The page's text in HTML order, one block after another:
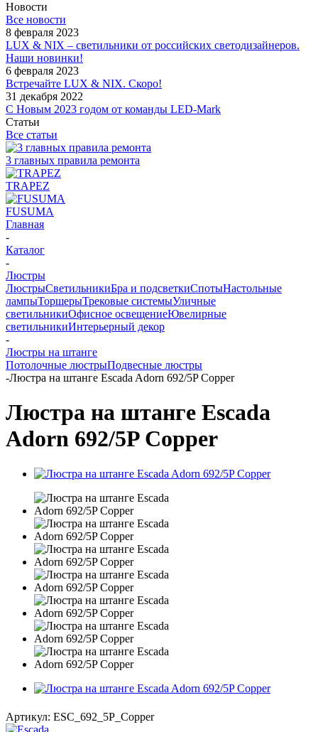
Новости
Все новости
8 февраля 2023
LUX & NIX – светильники от российских светодизайнеров.
Наши новинки!
6 февраля 2023
Встречайте LUX & NIX. Скоро!
31 декабря 2022
С Новым 2023 годом от команды LED-Mark
Статьи
Все статьи
3 главных правила ремонта
TRAPEZ
FUSUMA
Главная
-
Каталог
-
Люстры
ЛюстрыСветильникиБра и подсветкиСпотыНастольные
лампыТоршерыТрековые системыУличные
светильникиОфисное освещениеЮвелирные
светильникиИнтерьерный декор
-
Люстры на штанге
Потолочные люстрыПодвесные люстры
-Люстра на штанге Escada Adorn 692/5P Сopper
Люстра на штанге Escada
Adorn 692/5P Сopper
Артикул: ESC_692_5P_Copper